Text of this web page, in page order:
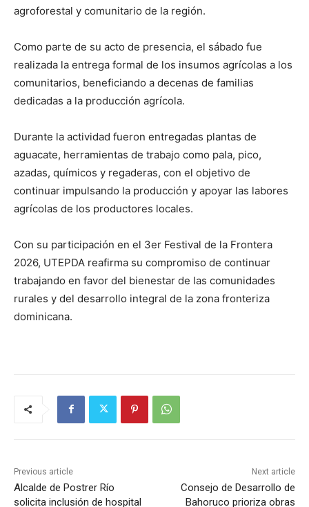
agroforestal y comunitario de la región.
Como parte de su acto de presencia, el sábado fue
realizada la entrega formal de los insumos agrícolas a los
comunitarios, beneficiando a decenas de familias
dedicadas a la producción agrícola.
Durante la actividad fueron entregadas plantas de
aguacate, herramientas de trabajo como pala, pico,
azadas, químicos y regaderas, con el objetivo de
continuar impulsando la producción y apoyar las labores
agrícolas de los productores locales.
Con su participación en el 3er Festival de la Frontera
2026, UTEPDA reafirma su compromiso de continuar
trabajando en favor del bienestar de las comunidades
rurales y del desarrollo integral de la zona fronteriza
dominicana.
Previous article
Alcalde de Postrer Río
solicita inclusión de hospital
Next article
Consejo de Desarrollo de
Bahoruco prioriza obras